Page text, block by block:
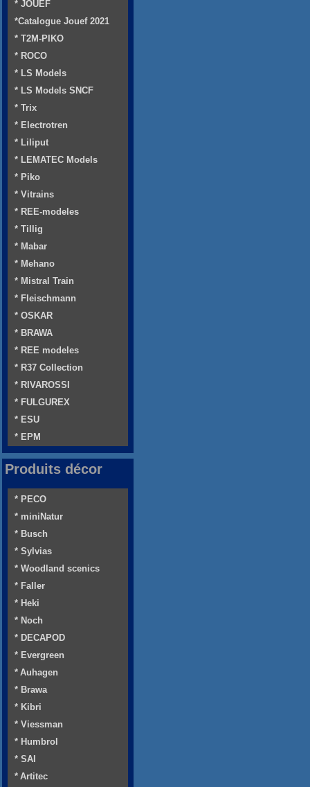
* JOUEF
*Catalogue Jouef 2021
* T2M-PIKO
* ROCO
* LS Models
* LS Models SNCF
* Trix
* Electrotren
* Liliput
* LEMATEC Models
* Piko
* Vitrains
* REE-modeles
* Tillig
* Mabar
* Mehano
* Mistral Train
* Fleischmann
* OSKAR
* BRAWA
* REE modeles
* R37 Collection
* RIVAROSSI
* FULGUREX
* ESU
* EPM
Produits décor
* PECO
* miniNatur
* Busch
* Sylvias
* Woodland scenics
* Faller
* Heki
* Noch
* DECAPOD
* Evergreen
* Auhagen
* Brawa
* Kibri
* Viessman
* Humbrol
* SAI
* Artitec